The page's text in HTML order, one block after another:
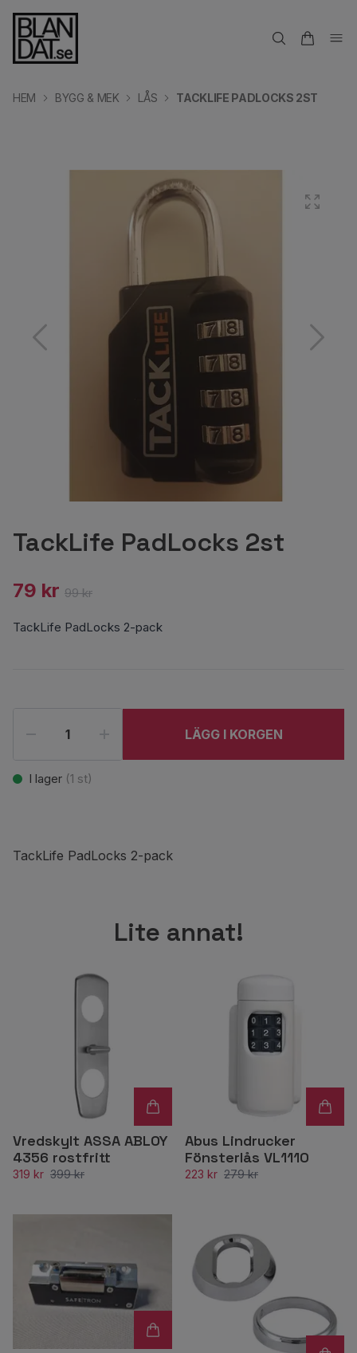
HEM BYGG & MEK LÅS TACKLIFE PADLOCKS 2ST
TackLife PadLocks 2st
79 kr 99 kr
TackLife PadLocks 2-pack
LÄGG I KORGEN
I lager (1 st)
TackLife PadLocks 2-pack
Lite annat!
Vredskylt ASSA ABLOY
4356 rostfritt
319 kr 399 kr
Abus Lindrucker
Fönsterlås VL1110
223 kr 279 kr